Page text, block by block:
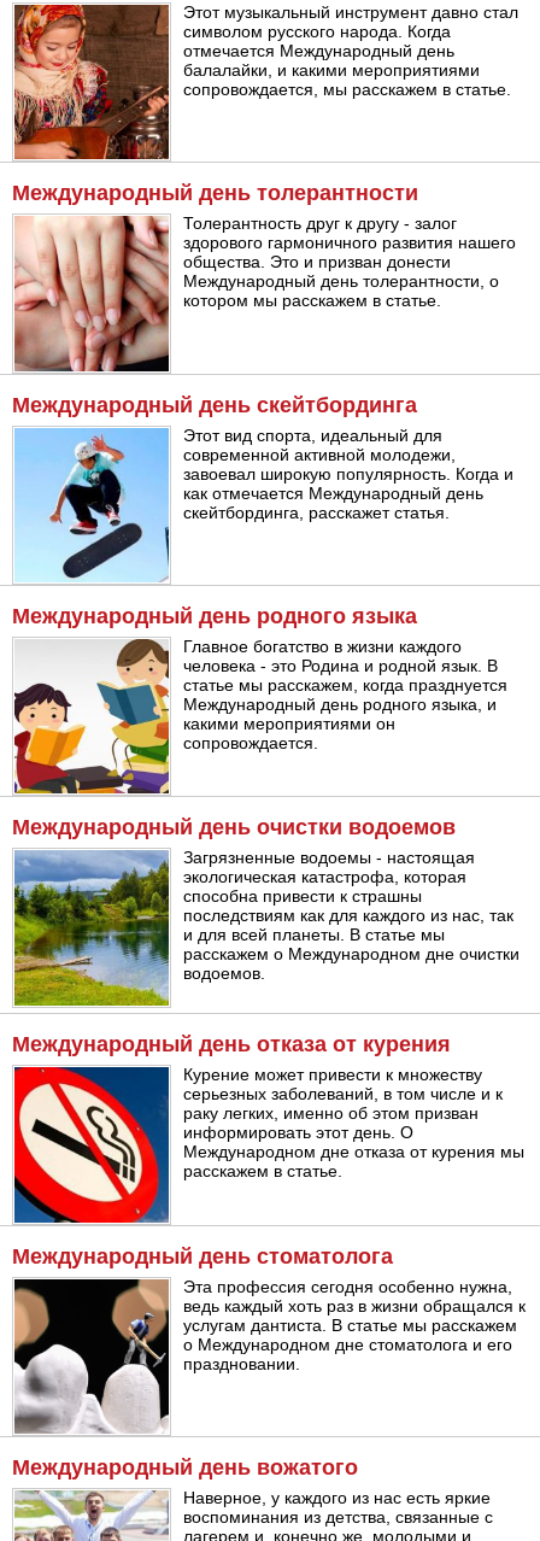
Этот музыкальный инструмент давно стал
символом русского народа. Когда
отмечается Международный день
балалайки, и какими мероприятиями
сопровождается, мы расскажем в статье.
Международный день толерантности
Толерантность друг к другу - залог
здорового гармоничного развития нашего
общества. Это и призван донести
Международный день толерантности, о
котором мы расскажем в статье.
Международный день скейтбординга
Этот вид спорта, идеальный для
современной активной молодежи,
завоевал широкую популярность. Когда и
как отмечается Международный день
скейтбординга, расскажет статья.
Международный день родного языка
Главное богатство в жизни каждого
человека - это Родина и родной язык. В
статье мы расскажем, когда празднуется
Международный день родного языка, и
какими мероприятиями он
сопровождается.
Международный день очистки водоемов
Загрязненные водоемы - настоящая
экологическая катастрофа, которая
способна привести к страшны
последствиям как для каждого из нас, так
и для всей планеты. В статье мы
расскажем о Международном дне очистки
водоемов.
Международный день отказа от курения
Курение может привести к множеству
серьезных заболеваний, в том числе и к
раку легких, именно об этом призван
информировать этот день. О
Международном дне отказа от курения мы
расскажем в статье.
Международный день стоматолога
Эта профессия сегодня особенно нужна,
ведь каждый хоть раз в жизни обращался к
услугам дантиста. В статье мы расскажем
о Международном дне стоматолога и его
праздновании.
Международный день вожатого
Наверное, у каждого из нас есть яркие
воспоминания из детства, связанные с
лагерем и, конечно же, молодыми и